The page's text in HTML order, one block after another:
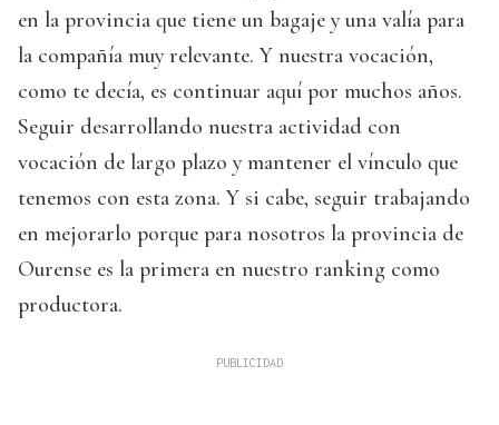
en la provincia que tiene un bagaje y una valía para
la compañía muy relevante. Y nuestra vocación,
como te decía, es continuar aquí por muchos años.
Seguir desarrollando nuestra actividad con
vocación de largo plazo y mantener el vínculo que
tenemos con esta zona. Y si cabe, seguir trabajando
en mejorarlo porque para nosotros la provincia de
Ourense es la primera en nuestro ranking como
productora.